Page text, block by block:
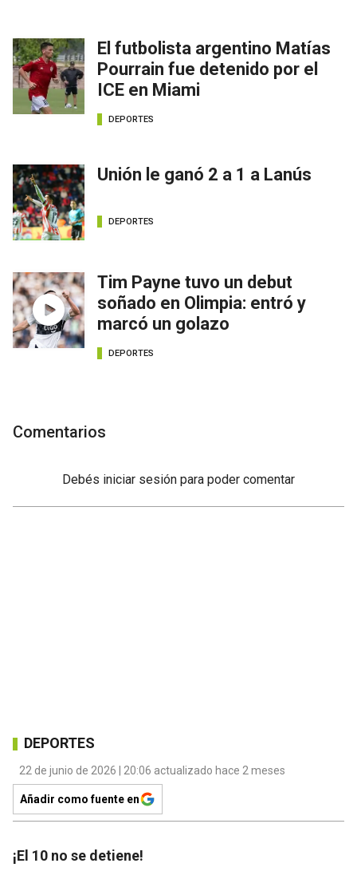
El futbolista argentino Matías
Pourrain fue detenido por el
ICE en Miami
DEPORTES
Unión le ganó 2 a 1 a Lanús
DEPORTES
Tim Payne tuvo un debut
soñado en Olimpia: entró y
marcó un golazo
DEPORTES
Comentarios
Debés iniciar sesión para poder comentar
DEPORTES
22 de junio de 2026 | 20:06 actualizado hace 2 meses
Añadir como fuente en
¡El 10 no se detiene!